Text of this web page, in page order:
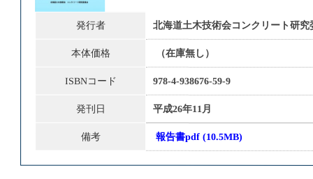
発行者 北海道土木技術会コンクリート研究
本体価格 （在庫無し）
ISBNコード 978-4-938676-59-9
発刊日 平成26年11月
備考 報告書pdf(10.5MB)